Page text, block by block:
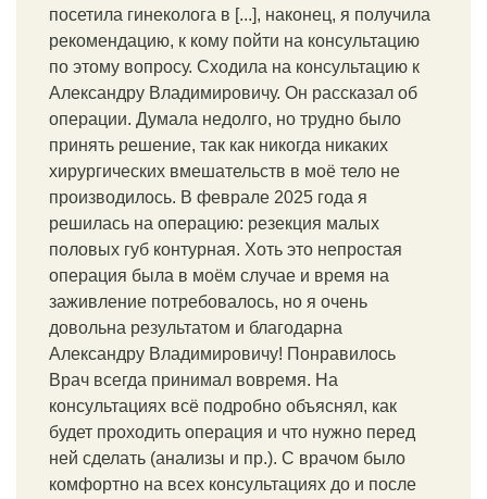
посетила гинеколога в [...], наконец, я получила
рекомендацию, к кому пойти на консультацию
по этому вопросу. Сходила на консультацию к
Александру Владимировичу. Он рассказал об
операции. Думала недолго, но трудно было
принять решение, так как никогда никаких
хирургических вмешательств в моё тело не
производилось. В феврале 2025 года я
решилась на операцию: резекция малых
половых губ контурная. Хоть это непростая
операция была в моём случае и время на
заживление потребовалось, но я очень
довольна результатом и благодарна
Александру Владимировичу! Понравилось
Врач всегда принимал вовремя. На
консультациях всё подробно объяснял, как
будет проходить операция и что нужно перед
ней сделать (анализы и пр.). С врачом было
комфортно на всех консультациях до и после